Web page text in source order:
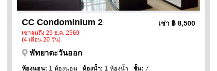
CC Condominium 2
เช่าจนถึง 29 ธ.ค. 2569
(4 เดือน 20 วัน)
เช่า ฿ 8,500
พัทยาตะวันออก
ห้องนอน: 1 ห้องนอน ห้องน้ำ: 1 ห้องน้ำ ชั้น: 7